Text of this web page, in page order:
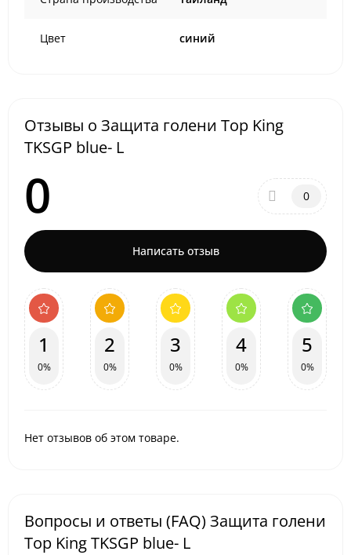
Цвет синий
Отзывы о Защита голени Top King
TKSGP blue- L
0 0
Написать отзыв
1
0%
2
0%
3
0%
4
0%
5
0%
Нет отзывов об этом товаре.
Вопросы и ответы (FAQ) Защита голени
Top King TKSGP blue- L